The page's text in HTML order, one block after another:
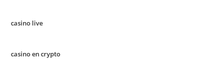
casino live
casino en crypto